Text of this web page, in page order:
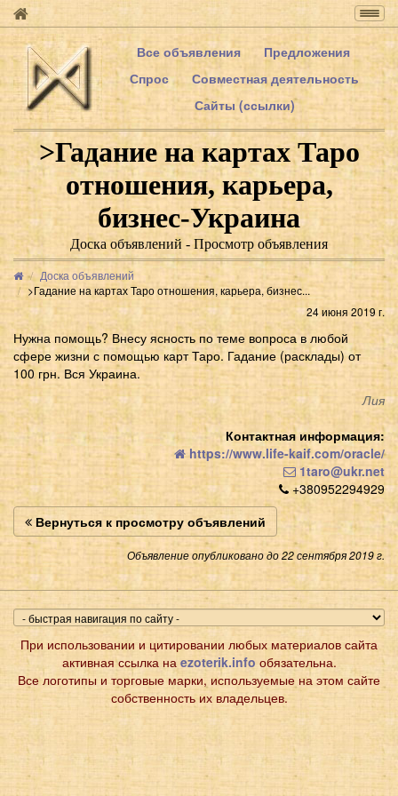
Все объявления
Предложения
Спрос
Совместная деятельность
Сайты (ссылки)
>Гадание на картах Таро
отношения, карьера,
бизнес-Украина
Доска объявлений - Просмотр объявления
Доска объявлений
>Гадание на картах Таро отношения, карьера, бизнес...
24 июня 2019 г.
Нужна помощь? Внесу ясность по теме вопроса в любой
сфере жизни с помощью карт Таро. Гадание (расклады) от
100 грн. Вся Украина.
Лия
Контактная информация:
https://www.life-kaif.com/oracle/
1taro@ukr.net
+380952294929
Вернуться к просмотру объявлений
Объявление опубликовано до 22 сентября 2019 г.
При использовании и цитировании любых материалов сайта
активная ссылка на ezoterik.info обязательна.
Все логотипы и торговые марки, используемые на этом сайте
собственность их владельцев.